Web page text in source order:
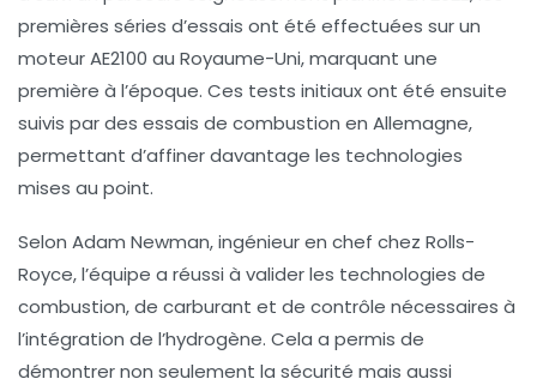
premières séries d’essais ont été effectuées sur un
moteur AE2100 au Royaume-Uni, marquant une
première à l’époque. Ces tests initiaux ont été ensuite
suivis par des essais de combustion en Allemagne,
permettant d’affiner davantage les technologies
mises au point.
Selon Adam Newman, ingénieur en chef chez Rolls-
Royce, l’équipe a réussi à valider les technologies de
combustion, de carburant et de contrôle nécessaires à
l’intégration de l’hydrogène. Cela a permis de
démontrer non seulement la sécurité mais aussi